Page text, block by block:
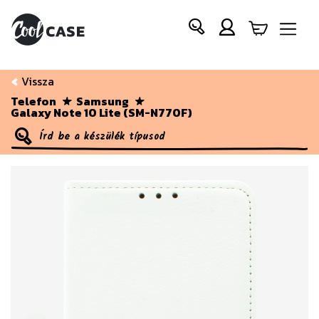
Vissza
Telefon
Samsung
Galaxy Note 10 Lite (SM-N770F)